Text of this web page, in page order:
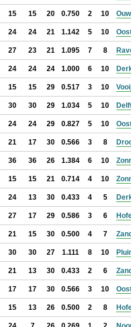
15 15 20 0.750 2 10
24 24 21 1.142 5 10
27 23 21 1.095 7 8
24 24 24 1.000 6 10
15 15 29 0.517 3 10
30 30 29 1.034 5 10
24 24 29 0.827 5 10
21 17 30 0.566 3 8
36 36 26 1.384 6 10
15 15 21 0.714 4 10
24 13 30 0.433 4 5
27 17 29 0.586 3 6
21 15 30 0.500 4 7
30 30 27 1.111 8 10
21 13 30 0.433 2 6
17 17 30 0.566 3 10
15 13 26 0.500 2 8